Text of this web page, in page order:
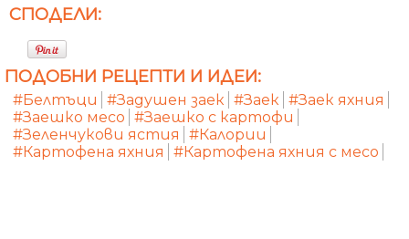
СПОДЕЛИ:
ПОДОБНИ РЕЦЕПТИ И ИДЕИ:
#Белтъци #Задушен заек #Заек #Заек яхния
#Заешко месо #Заешко с картофи
#Зеленчукови ястия
#Калории
#Картофена яхния
#Картофена яхния с месо